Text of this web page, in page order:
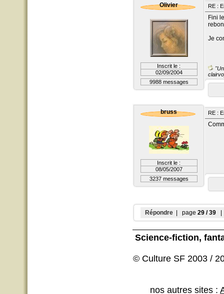
Olivier
Inscrit le :
02/09/2004
9988 messages
RE :
Fini
Je
bruss
Inscrit le :
08/05/2007
3237 messages
RE :
Répondre | page 29 / 39
Science-fiction,
© Culture SF 2003 /
nos autres sites :